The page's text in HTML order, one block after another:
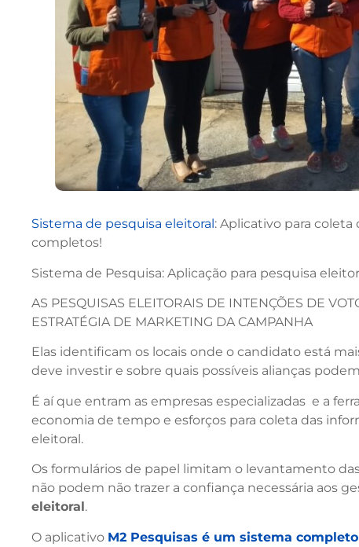
Sistema de pesquisa eleitoral : Aplicativo para
completos!
Sistema de Pesquisa: Aplicação para pesquisa
AS PESQUISAS ELEITORAIS DE INTENÇÕES DE
ESTRATÉGIA DE MARKETING DA CAMPANHA
Elas identificam os locais onde o candidato está
deve investir e sobre quais possíveis alianças
É aí que entram as empresas especializadas e a
economia de tempo e esforços para coleta das
eleitoral.
Os formulários de papel limitam o levantamento
não podem não trazer a confiança necessária aos
eleitoral.
O aplicativo M2 Pesquisas é um sistema